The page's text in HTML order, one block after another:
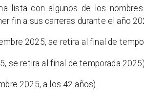
lista con algunos de los
fin a sus carreras durante el año
2025, se retira al final de
se retira al final de temporada 2025).
2025, a los 42 años).